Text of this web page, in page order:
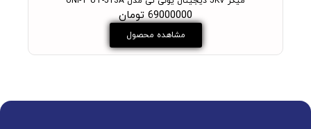
69000000 تومان
مشاهده محصول